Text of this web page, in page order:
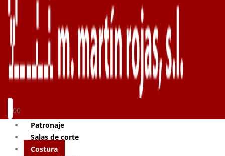
00
Patronaje
Salas de corte
Costura